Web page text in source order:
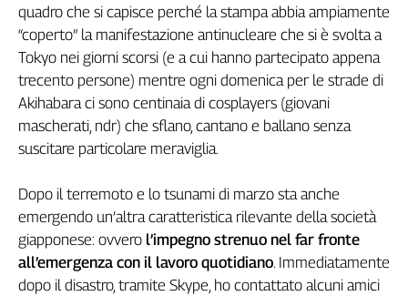
Puglia
Sardegna
Sicilia
Toscana
Trentino
Umbria
Valle
Veneto
Archivio
Storico
1955-
2014
quadro che si capisce perché la stampa abbia ampiamente
“coperto” la manifestazione antinucleare che si è svolta a
Tokyo nei giorni scorsi (e a cui hanno partecipato appena
trecento persone) mentre ogni domenica per le strade di
Akihabara ci sono centinaia di cosplayers (giovani
mascherati, ndr) che sflano, cantano e ballano senza
suscitare particolare meraviglia.
Dopo il terremoto e lo tsunami di marzo sta anche
emergendo un’altra caratteristica rilevante della società
giapponese: ovvero l’impegno strenuo nel far fronte
all’emergenza con il lavoro quotidiano. Immediatamente
dopo il disastro, tramite Skype, ho contattato alcuni amici